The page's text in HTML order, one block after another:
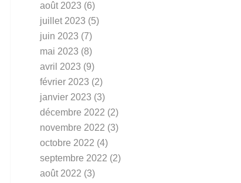
août 2023 (6)
juillet 2023 (5)
juin 2023 (7)
mai 2023 (8)
avril 2023 (9)
février 2023 (2)
janvier 2023 (3)
décembre 2022 (2)
novembre 2022 (3)
octobre 2022 (4)
septembre 2022 (2)
août 2022 (3)